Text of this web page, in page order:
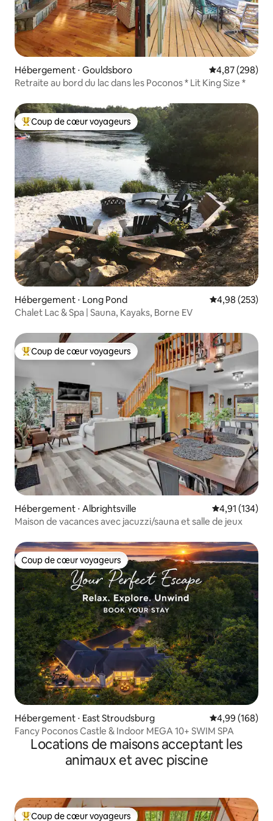
Hébergement ⋅ Gouldsboro Évaluation
4,87 (298)
Retraite au bord du lac dans les Poconos * Lit King Size *
Coups de cœur voyageurs les plus appréciés
Coup de cœur voyageurs
Hébergement ⋅ Long Pond Évaluation
4,98 (253)
Chalet Lac & Spa | Sauna, Kayaks, Borne EV⁠
Coups de cœur voyageurs les plus appréciés
Coup de cœur voyageurs
Hébergement ⋅ Albrightsville Évaluation
4,91 (134)
Maison de vacances avec jacuzzi/sauna et salle de jeux
Coup de cœur voyageurs
Coup de cœur voyageurs
Hébergement ⋅ East Stroudsburg Évaluation
4,99 (168)
Fancy Poconos Castle & Indoor MEGA 10+ SWIM SPA
Locations de maisons acceptant les
animaux et avec piscine
Coup de cœur voyageurs